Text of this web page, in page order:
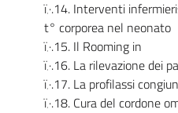
ï‚·.14. Interventi
t° corporea nel neonato
ï‚·.15. Il Rooming in
ï‚·.16. La rilevazione dei
ï‚·.17. La profilassi
ï‚·.18. Cura del cordone